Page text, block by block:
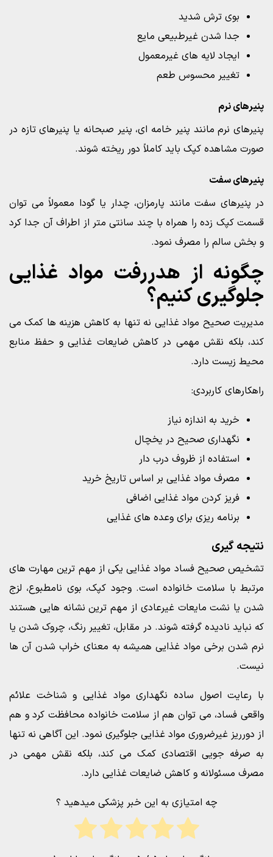
بوی ترش شدید
جدا شدن غیرطبیعی مایع
ایجاد لایه های غیرمعمول
تغییر محسوس طعم
پنیرهای نرم
پنیرهای نرم مانند پنیر خامه ای، پنیر صبحانه یا پنیرهای تازه در
صورت مشاهده کپک باید کاملاً دور ریخته شوند.
پنیرهای سفت
در پنیرهای سفت مانند پارمزان، چدار یا گودا معمولاً می توان
قسمت کپک زده را همراه با چند سانتی متر از اطراف آن جدا کرد
و بخش سالم را مصرف نمود.
چگونه از هدررفت مواد غذایی
جلوگیری کنیم؟
مدیریت صحیح مواد غذایی نه تنها به کاهش هزینه ها کمک می
کند، بلکه نقش مهمی در کاهش ضایعات غذایی و حفظ منابع
محیط زیست دارد.
راهکارهای کاربردی:
خرید به اندازه نیاز
نگهداری صحیح در یخچال
استفاده از ظروف درب دار
مصرف مواد غذایی بر اساس تاریخ خرید
فریز کردن مواد غذایی اضافی
برنامه ریزی برای وعده های غذایی
نتیجه گیری
تشخیص صحیح فساد مواد غذایی یکی از مهم ترین مهارت های
مرتبط با سلامت خانواده است. وجود کپک، بوی نامطبوع، لزج
شدن یا نشت مایعات غیرعادی از مهم ترین نشانه هایی هستند
که نباید نادیده گرفته شوند. در مقابل، تغییر رنگ، چروک شدن یا
نرم شدن برخی مواد غذایی همیشه به معنای خراب شدن آن ها
نیست.
با رعایت اصول ساده نگهداری مواد غذایی و شناخت علائم
واقعی فساد، می توان هم از سلامت خانواده محافظت کرد و هم
از دورریز غیرضروری مواد غذایی جلوگیری نمود. این آگاهی نه تنها
به صرفه جویی اقتصادی کمک می کند، بلکه نقش مهمی در
مصرف مسئولانه و کاهش ضایعات غذایی دارد.
چه امتیازی به این خبر پزشکی میدهید ؟